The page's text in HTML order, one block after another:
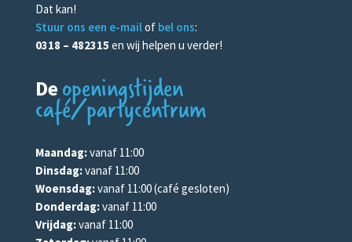
Dat kan!
Stuur ons een e-mailof bel ons:
0318 – 482315 en wij helpen u verder!
De openingstijden
café/partycentrum
Maandag:vanaf 11:00
Dinsdag:vanaf 11:00
Woensdag:vanaf 11:00 (café gesloten)
Donderdag:vanaf 11:00
Vrijdag:vanaf 11:00